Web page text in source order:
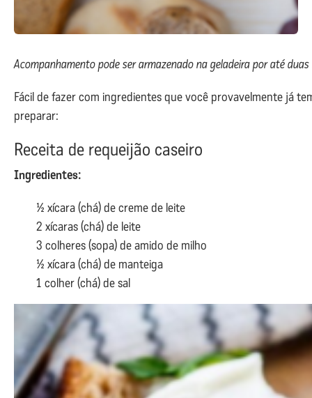
Acompanhamento pode ser armazenado na geladeira por até
Fácil de fazer com ingredientes que você provavelmente já
preparar:
Receita de requeijão caseiro
Ingredientes:
½ xícara (chá) de creme de leite
2 xícaras (chá) de leite
3 colheres (sopa) de amido de milho
½ xícara (chá) de manteiga
1 colher (chá) de sal